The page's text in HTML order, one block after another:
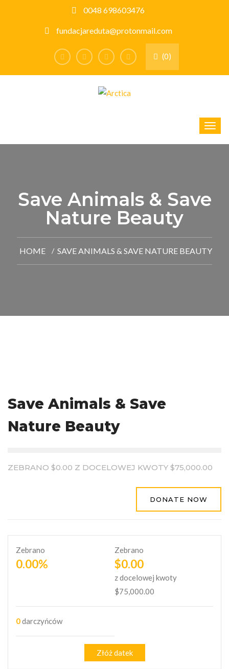
0048 698603476
fundacjareduta@protonmail.com
(0)
Save Animals & Save
Nature Beauty
HOME SAVE ANIMALS & SAVE NATURE BEAUTY
Save Animals & Save
Nature Beauty
ZEBRANO $0.00 Z DOCELOWEJ KWOTY $75,000.00
DONATE NOW
Zebrano
0.00%
Zebrano
$0.00
z docelowej kwoty
$75,000.00
0darczyńców
Złóż datek